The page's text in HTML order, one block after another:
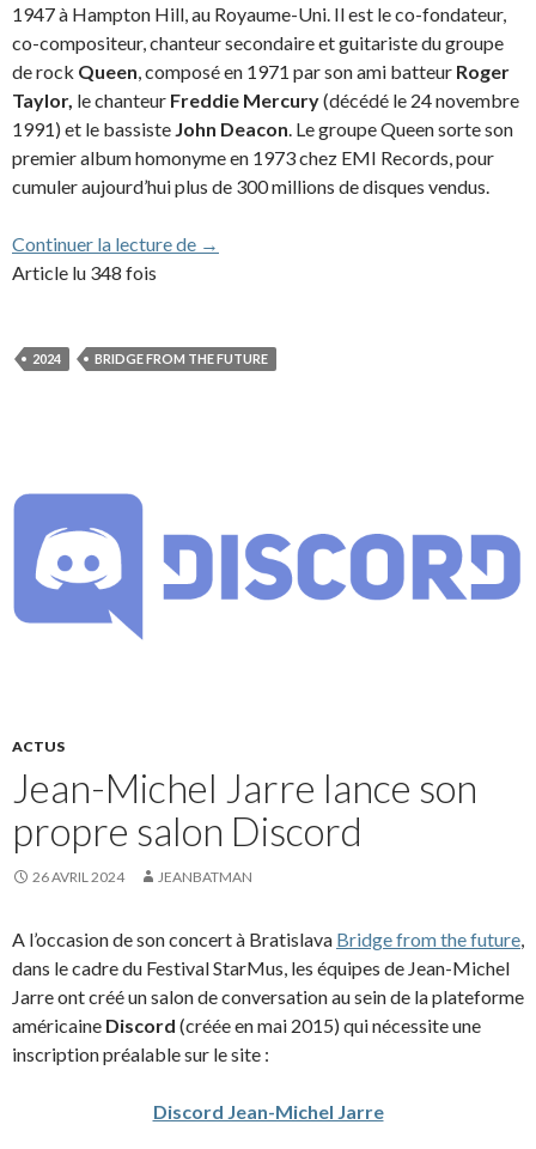
1947 à Hampton Hill, au Royaume-Uni. Il est le co-fondateur,
co-compositeur, chanteur secondaire et guitariste du groupe
de rock Queen , composé en 1971 par son ami batteur Roger
Taylor, le chanteur Freddie Mercury(décédé le 24 novembre
1991) et le bassiste John Deacon . Le groupe Queen sorte son
premier album homonyme en 1973 chez EMI Records, pour
cumuler aujourd’hui plus de 300 millions de disques vendus.
Continuer la lecture de Brian May (2024)
→
Article lu 348 fois
2024 BRIDGE FROM THE FUTURE
ACTUS
Jean-Michel Jarre lance son
propre salon Discord
26 AVRIL 2024 JEANBATMAN
A l’occasion de son concert à Bratislava Bridge from the future
dans le cadre du Festival StarMus, les équipes de Jean-Michel
Jarre ont créé un salon de conversation au sein de la plateforme
américaine Discord (créée en mai 2015) qui nécessite une
inscription préalable sur le site :
Discord Jean-Michel Jarre